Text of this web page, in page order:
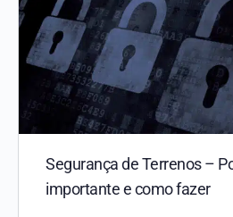
Segurança de Terrenos –
importante e como fazer